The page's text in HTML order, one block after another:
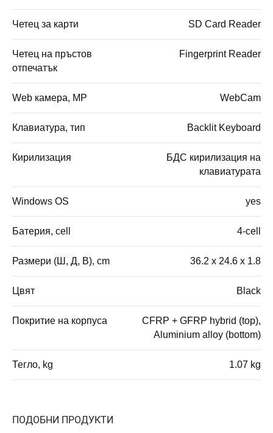
Четец за карти SD Card Reader
Четец на пръстов
отпечатък
Fingerprint Reader
Web камера, MP WebCam
Клавиатура, тип Backlit Keyboard
Кирилизация
БДС кирилизация на
клавиатурата
Windows OS yes
Батерия, cell 4-cell
Размери (Ш, Д, В), cm 36.2 x 24.6 x 1.8
Цвят Black
Покритие на корпуса
CFRP + GFRP hybrid (top),
Aluminium alloy (bottom)
Тегло, kg 1.07 kg
ПОДОБНИ ПРОДУКТИ